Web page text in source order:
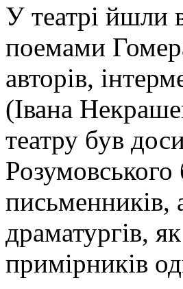
У театрі йшли
поемами
авторів,
(Івана
театру був
письменників,
драматургів,
примірників